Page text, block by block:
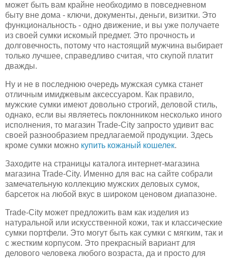
может быть вам крайне необходимо в повседневном
быту вне дома - ключи, документы, деньги, визитки. Это
функциональность - одно движение, и вы уже получаете
из своей сумки искомый предмет. Это прочность и
долговечность, потому что настоящий мужчина выбирает
только лучшее, справедливо считая, что скупой платит
дважды.
Ну и не в последнюю очередь мужская сумка станет
отличным имиджевым аксессуаром. Как правило,
мужские сумки имеют довольно строгий, деловой стиль,
однако, если вы являетесь поклонником несколько иного
исполнения, то магазин Trade-City запросто удивит вас
своей разнообразием предлагаемой продукции. Здесь
кроме сумки можно купить кожаный кошелек.
Заходите на страницы каталога интернет-магазина
магазина Trade-City. Именно для вас на сайте собрали
замечательную коллекцию мужских деловых сумок,
барсеток на любой вкус в широком ценовом диапазоне.
Trade-City может предложить вам как изделия из
натуральной или искусственной кожи, так и классические
сумки портфели. Это могут быть как сумки с мягким, так и
с жестким корпусом. Это прекрасный вариант для
делового человека любого возраста, да и просто для